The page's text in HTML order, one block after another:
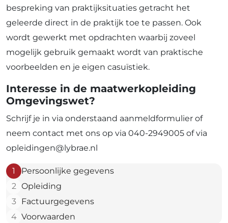
bespreking van praktijksituaties getracht het
geleerde direct in de praktijk toe te passen. Ook
wordt gewerkt met opdrachten waarbij zoveel
mogelijk gebruik gemaakt wordt van praktische
voorbeelden en je eigen casuïstiek.
Interesse in de maatwerkopleiding
Omgevingswet?
Schrijf je in via onderstaand aanmeldformulier of
neem contact met ons op via 040-2949005 of via
opleidingen@lybrae.nl
1
Persoonlijke gegevens
2 Opleiding
3
Factuurgegevens
4 Voorwaarden